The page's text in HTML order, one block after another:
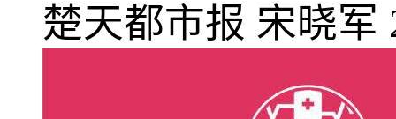
楚天都市报 宋晓军